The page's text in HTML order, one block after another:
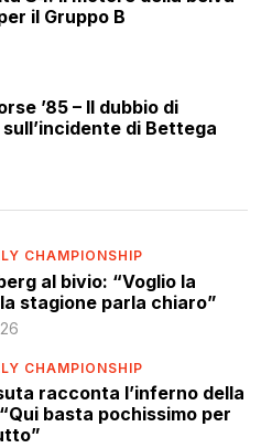
il Gruppo B
’85 – Il dubbio di
di Bettega
CHAMPIONSHIP
al bivio: “Voglio la
la stagione parla chiaro”
CHAMPIONSHIP
racconta l’inferno della
basta pochissimo per